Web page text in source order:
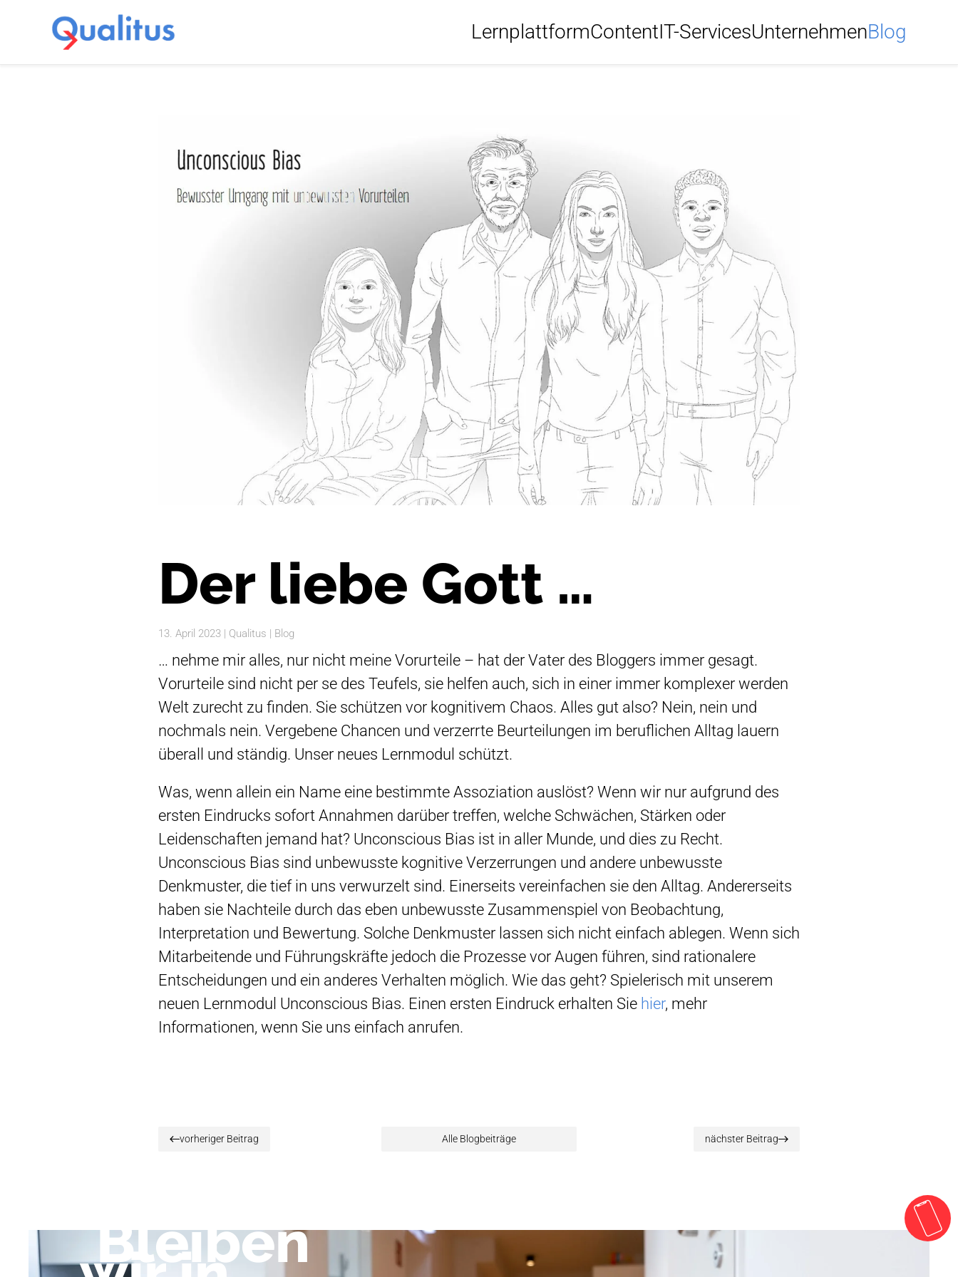
Zum Hauptinhalt springen LernplattformContentIT-ServicesUnternehmenBlog
Der liebe Gott …
13. April 2023 | Qualitus | Blog
… nehme mir alles, nur nicht meine Vorurteile – hat der Vater des Bloggers immer gesagt.
Vorurteile sind nicht per se des Teufels, sie helfen auch, sich in einer immer komplexer werden
Welt zurecht zu finden. Sie schützen vor kognitivem Chaos. Alles gut also? Nein, nein und
nochmals nein. Vergebene Chancen und verzerrte Beurteilungen im beruflichen Alltag lauern
überall und ständig. Unser neues Lernmodul schützt.
Was, wenn allein ein Name eine bestimmte Assoziation auslöst? Wenn wir nur aufgrund des
ersten Eindrucks sofort Annahmen darüber treffen, welche Schwächen, Stärken oder
Leidenschaften jemand hat? Unconscious Bias ist in aller Munde, und dies zu Recht.
Unconscious Bias sind unbewusste kognitive Verzerrungen und andere unbewusste
Denkmuster, die tief in uns verwurzelt sind. Einerseits vereinfachen sie den Alltag. Andererseits
haben sie Nachteile durch das eben unbewusste Zusammenspiel von Beobachtung,
Interpretation und Bewertung. Solche Denkmuster lassen sich nicht einfach ablegen. Wenn sich
Mitarbeitende und Führungskräfte jedoch die Prozesse vor Augen führen, sind rationalere
Entscheidungen und ein anderes Verhalten möglich. Wie das geht? Spielerisch mit unserem
neuen Lernmodul Unconscious Bias. Einen ersten Eindruck erhalten Sie hier, mehr
Informationen, wenn Sie uns einfach anrufen.
vorheriger Beitrag Alle Blogbeiträge nächster Beitrag
Bleiben